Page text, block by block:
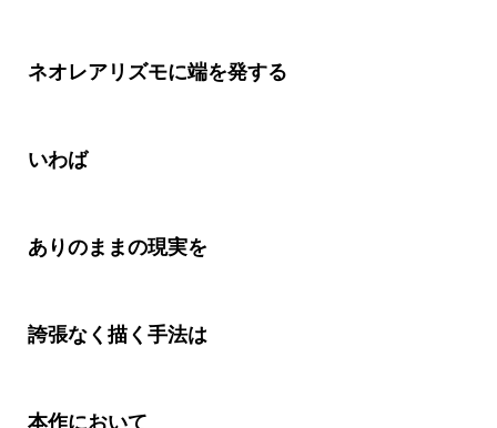
ネオレアリズモに端を発する
いわば
ありのままの現実を
誇張なく描く手法は
本作において